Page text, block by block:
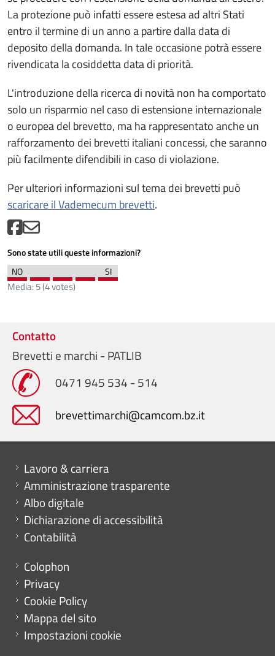
La protezione può infatti essere estesa ad altri Stati
entro il termine di un anno a partire dalla data di
deposito della domanda. In tale occasione potrà essere
rivendicata la cosiddetta data di priorità.
L'introduzione della ricerca di novità non ha comportato
solo un risparmio nel caso di estensione internazionale
o europea del brevetto, ma ha rappresentato anche un
rafforzamento dei brevetti italiani concessi, che saranno
più facilmente difendibili in caso di violazione.
Per ulteriori informazioni sul tema dei brevetti può
scaricare il Vademecum brevetti.
Sono state utili queste informazioni?
Media:5(4votes)
Contatto
Brevetti e marchi - PATLIB
0471 945 534 - 514
brevettimarchi@camcom.bz.it
Mini menu di servizio
Lavoro & carriera
Amministrazione trasparente
Albo digitale
Dichiarazione di accessibilità
Contabilità
Menu footer
Colophon
Privacy
Cookie Policy
Mappa del sito
Impostazioni cookie